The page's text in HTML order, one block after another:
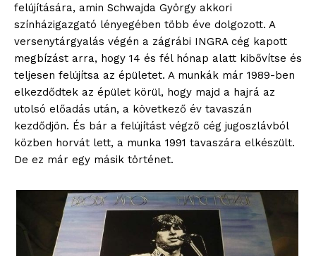
ELŐFIZETÉS
Hasznos
felújítására, amin Schwajda György akkori
színházigazgató lényegében több éve dolgozott. A
versenytárgyalás végén a zágrábi INGRA cég kapott
megbízást arra, hogy 14 és fél hónap alatt kibővítse és
teljesen felújítsa az épületet. A munkák már 1989-ben
elkezdődtek az épület körül, hogy majd a hajrá az
utolsó előadás után, a következő év tavaszán
kezdődjön. És bár a felújítást végző cég jugoszlávból
közben horvát lett, a munka 1991 tavaszára elkészült.
De ez már egy másik történet.